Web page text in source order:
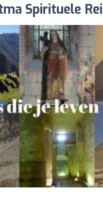
Spirituele